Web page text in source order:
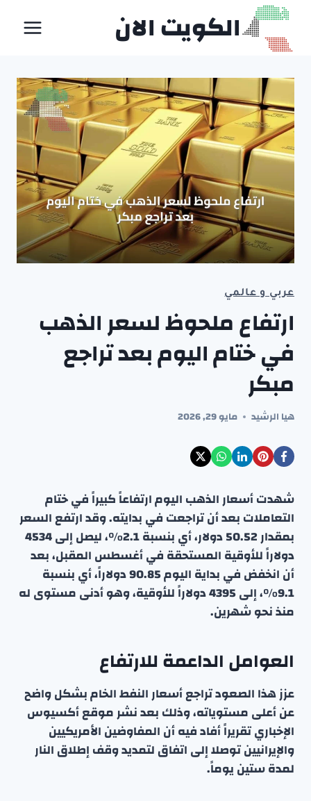
التجاوز
المحتوى
الكويت الان
عربي و عالمي
ارتفاع ملحوظ لسعر الذهب
في ختام اليوم بعد تراجع
مبكر
هيا الرشيد مايو 29, 2026
شهدت أسعار الذهب اليوم ارتفاعاً كبيراً في ختام
التعاملات بعد أن تراجعت في بدايته. وقد ارتفع السعر
بمقدار 50.52 دولار، أي بنسبة 2.1%، ليصل إلى 4534
دولاراً للأوقية المستحقة في أغسطس المقبل، بعد
أن انخفض في بداية اليوم 90.85 دولاراً، أي بنسبة
9.1%، إلى 4395 دولاراً للأوقية، وهو أدنى مستوى له
منذ نحو شهرين.
العوامل الداعمة للارتفاع
عزز هذا الصعود تراجع أسعار النفط الخام بشكل واضح
عن أعلى مستوياته، وذلك بعد نشر موقع أكسيوس
الإخباري تقريراً أفاد فيه أن المفاوضين الأمريكيين
والإيرانيين توصلا إلى اتفاق لتمديد وقف إطلاق النار
لمدة ستين يوماً.